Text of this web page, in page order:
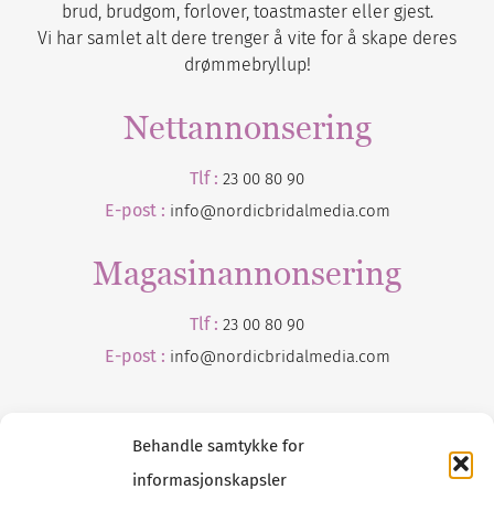
Behandle samtykke for
informasjonskapsler
brud, brudgom, forlover, toastmaster eller gjest.
Vi har samlet alt dere trenger å vite for å skape deres
drømmebryllup!
Nettannonsering
Tlf : 23 00 80 90
E-post : info@nordicbridalmedia.com
Magasinannonsering
Tlf : 23 00 80 90
E-post : info@nordicbridalmedia.com